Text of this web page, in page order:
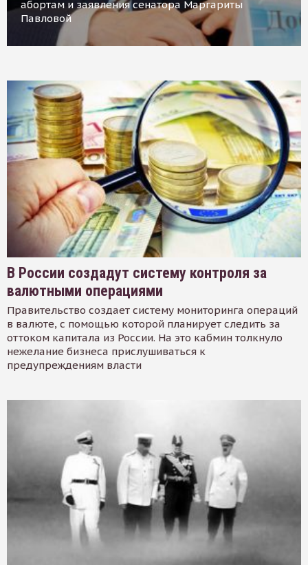
абортам и заявления сенатора Маргариты
Павловой
В России создадут систему контроля за
валютными операциями
Правительство создает систему мониторинга операций
в валюте, с помощью которой планирует следить за
оттоком капитала из России. На это кабмин толкнуло
нежелание бизнеса прислушиваться к
предупреждениям власти